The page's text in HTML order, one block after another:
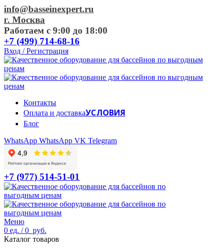
info@basseinexpert.ru
г. Москва
Работаем с 9:00 до 18:00
+7 (499) 714-68-16
Вход / Регистрация
Контакты
Оплата и доставкаУСЛОВИЯ
Блог
WhatsApp WhatsApp VK Telegram
+7 (977) 514-51-01
Меню
0 ед. / 0 руб.
Каталог товаров